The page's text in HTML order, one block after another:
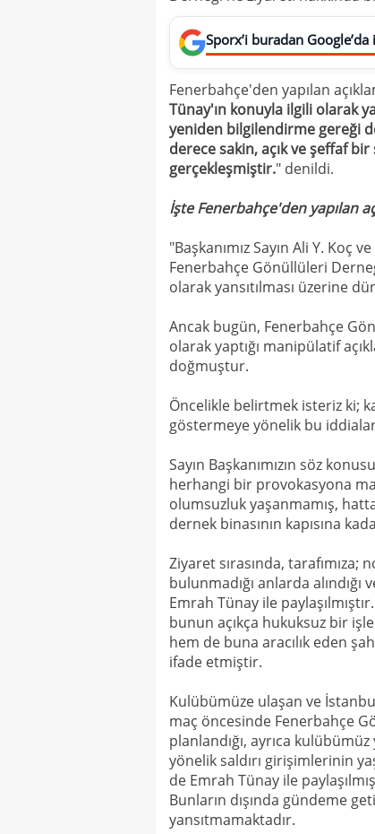
Sporx’i buradan
Fenerbahçe'den yapılan
Tünay'ın konuyla ilgili olarak
yeniden bilgilendirme gereği
derece sakin, açık ve şeffaf
gerçekleşmiştir." denildi.
İşte Fenerbahçe'den yapılan
"Başkanımız Sayın Ali Y.
Fenerbahçe Gönüllüleri
olarak yansıtılması üzerine
Ancak bugün, Fenerbahçe
olarak yaptığı manipülatif
doğmuştur.
Öncelikle belirtmek isteriz ki;
göstermeye yönelik bu
Sayın Başkanımızın söz
herhangi bir provokasyona
olumsuzluk yaşanmamış,
dernek binasının kapısına
Ziyaret sırasında, tarafımıza;
bulunmadığı anlarda
Emrah Tünay ile
bunun açıkça hukuksuz bir
hem de buna aracılık eden
ifade etmiştir.
Kulübümüze ulaşan ve
maç öncesinde Fenerbahçe
planlandığı, ayrıca
yönelik saldırı girişimlerinin
de Emrah Tünay ile
Bunların dışında gündeme
yansıtmamaktadır.